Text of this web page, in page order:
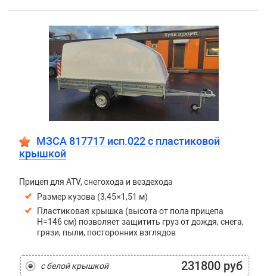
МЗСА 817717 исп.022 с пластиковой
крышкой
Прицеп для ATV, снегохода и вездехода
Размер кузова (3,45×1,51 м)
Пластиковая крышка (высота от пола прицепа
H=146 см) позволяет защитить груз от дождя, снега,
грязи, пыли, посторонних взглядов
с белой крышкой 231800 руб